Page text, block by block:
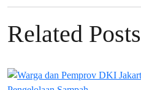
Related Posts